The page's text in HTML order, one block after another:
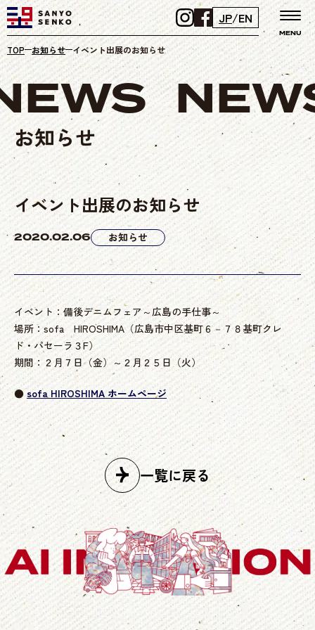
JP/EN
MENU
TOP お知らせ イベント出展のお知らせ
お知らせ
イベント出展のお知らせ
2020.02.06 お知らせ
イベント：備後デニムフェア～広島の手仕事～
場所：sofa HIROSHIMA（広島市中区基町６－７８基町クレ
ド・パセーラ３F）
期間：２月７日（金）～２月２５日（火）
●sofa HIROSHIMA ホームページ
一覧に戻る